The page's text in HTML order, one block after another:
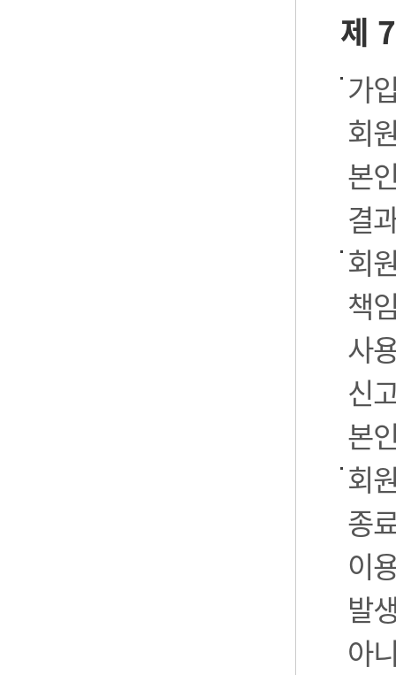
제
가
회
본
결
회
책
사
신
본
회
종
이
발
아